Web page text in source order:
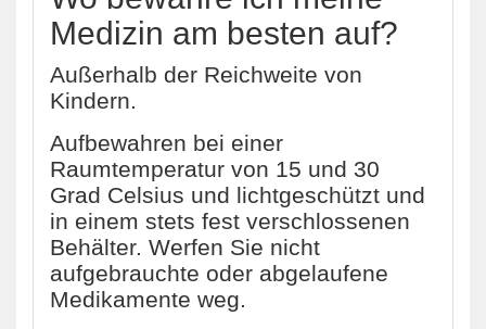
Medizin am besten auf?
Außerhalb der Reichweite von
Kindern.
Aufbewahren bei einer
Raumtemperatur von 15 und 30
Grad Celsius und lichtgeschützt und
in einem stets fest verschlossenen
Behälter. Werfen Sie nicht
aufgebrauchte oder abgelaufene
Medikamente weg.